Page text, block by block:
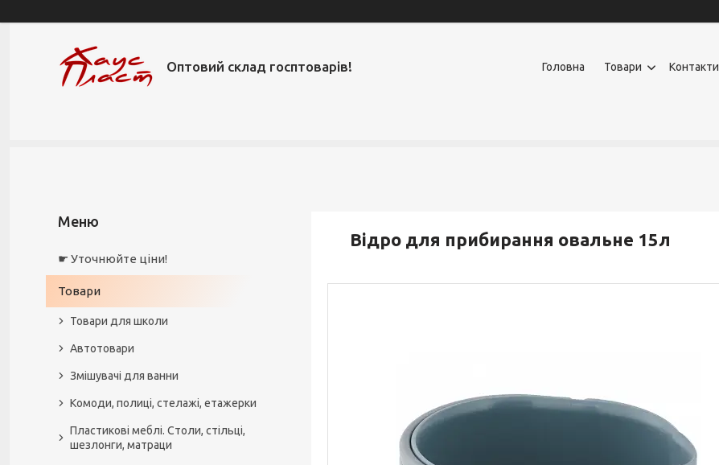
Оптовий склад госптоварів! Головна Товари Контакти
Відро для прибирання овальне 15л
☛ Уточнюйте ціни!
Товари
Товари для школи
Автотовари
Змішувачі для ванни
Комоди, полиці, стелажі, етажерки
Пластикові меблі. Столи, стільці,
шезлонги, матраци